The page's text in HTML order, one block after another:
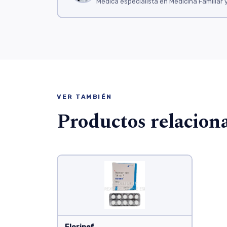
VER TAMBIÉN
Productos